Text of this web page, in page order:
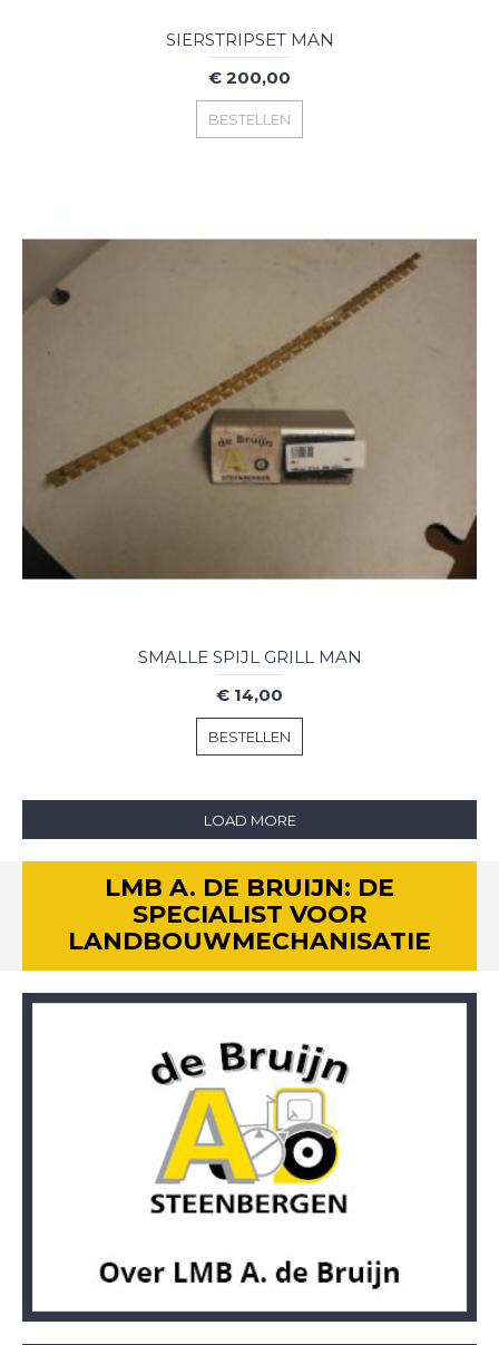
SIERSTRIPSET MAN
€ 200,00
BESTELLEN
SMALLE SPIJL GRILL MAN
€ 14,00
BESTELLEN
LOAD MORE
LMB A. DE BRUIJN: DE
SPECIALIST VOOR
LANDBOUWMECHANISATIE